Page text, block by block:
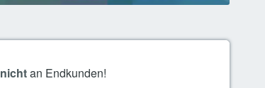
nichtan Endkunden!